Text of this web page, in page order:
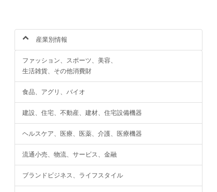
産業別情報
ファッション、スポーツ、美容、
生活雑貨、その他消費財
食品、アグリ、バイオ
建設、住宅、不動産、建材、住宅設備機器
ヘルスケア、医療、医薬、介護、医療機器
流通小売、物流、サービス、金融
ブランドビジネス、ライフスタイル